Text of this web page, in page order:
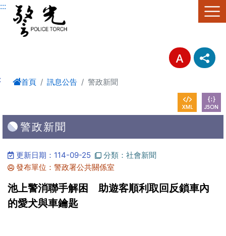
進入內容區塊
:::
首頁 訊息公告 警政新聞
警政新聞
更新日期：114-09-25
分類：社會新聞
發布單位：警政署公共關係室
池上警消聯手解困 助遊客順利取回反鎖車內
的愛犬與車鑰匙